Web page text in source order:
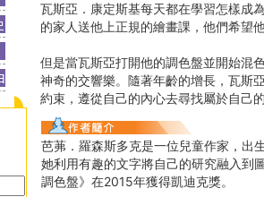
瓦斯亞．康定斯基每天都在學習怎樣成
的家人送他上正規的繪畫課，他們希望
但是當瓦斯亞打開他的調色盤並開始混
神奇的交響樂。隨著年齡的增長，瓦斯
約束，遵從自己的內心去尋找屬於自己
芭茀．羅森斯多克是一位兒童作家，出
她利用有趣的文字將自己的研究融入到
調色盤》在2015年獲得凱迪克獎。